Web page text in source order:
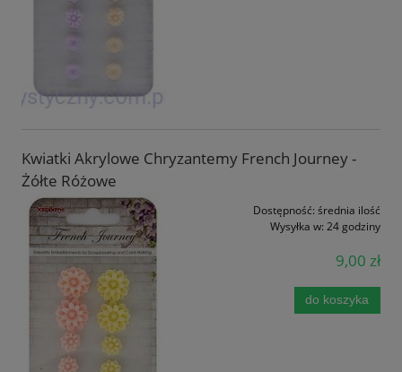
Kwiatki Akrylowe Chryzantemy French Journey -
Żółte Różowe
Dostępność: średnia ilość
Wysyłka w: 24 godziny
9,00 zł
do koszyka